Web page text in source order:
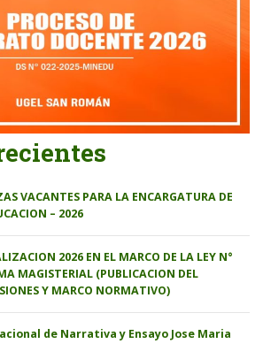
VACANTES PARA LA ENCARGATURA DE
– 2026
2026 EN EL MARCO DE LA LEY N°
MAGISTERIAL (PUBLICACION DEL
Y MARCO NORMATIVO)
de Narrativa y Ensayo Jose Maria